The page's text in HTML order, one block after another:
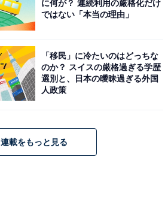
に何が？ 連続利用の厳格化だけ
ではない「本当の理由」
「移民」に冷たいのはどっちな
のか？ スイスの厳格過ぎる学歴
選別と、日本の曖昧過ぎる外国
人政策
連載をもっと見る